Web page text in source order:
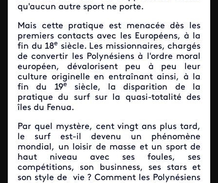
qu'aucun autre sport ne porte.
Mais cette pratique est menacée dès les
premiers contacts avec les Européens, à la
fin du 18e
siècle. Les missionnaires, chargés
de convertir les Polynésiens à l'ordre moral
européen, dévalorisent peu à peu leur
culture originelle en entraînant ainsi, à la
fin du 19e
siècle, la disparition de la
pratique du surf sur la quasi-totalité des
îles du Fenua.
Par quel mystère, cent vingt ans plus tard,
le surf est-il devenu un phénomène
mondial, un loisir de masse et un sport de
haut niveau avec ses foules, ses
compétitions, son businness, ses stars et
son style de vie ? Comment les Polynésiens